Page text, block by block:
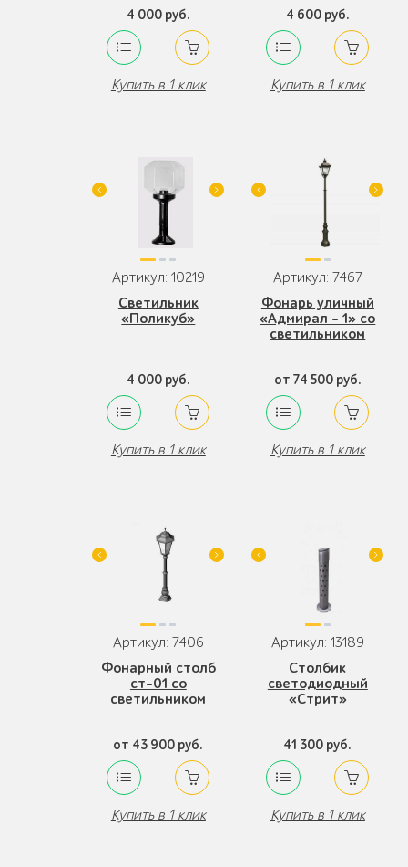
4 000 руб.
Купить в 1 клик
4 600 руб.
Купить в 1 клик
Артикул: 10219
Светильник
«Поликуб»
4 000 руб.
Купить в 1 клик
Артикул: 7467
Фонарь уличный
«Адмирал - 1» со
светильником
от 74 500 руб.
Купить в 1 клик
Артикул: 7406
Фонарный столб
ст-01 со
светильником
от 43 900 руб.
Купить в 1 клик
Артикул: 13189
Столбик
светодиодный
«Стрит»
41 300 руб.
Купить в 1 клик